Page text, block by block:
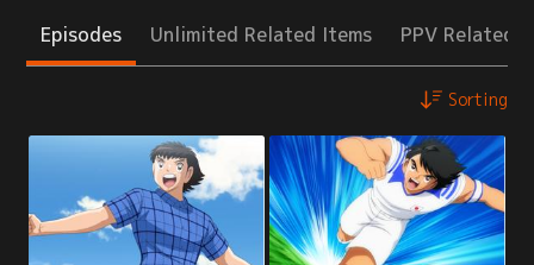
Episodes Unlimited Related Items PPV Related
Sorting